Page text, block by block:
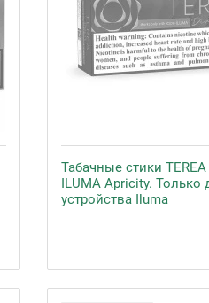
Табачные стики TEREA
ILUMA Apricity. Только
устройства Iluma